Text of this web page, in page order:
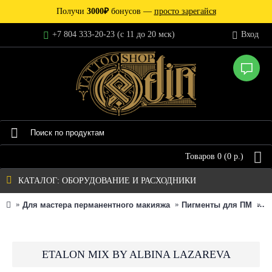
Получи 3000₽бонусов — просто зарегайся
+7 804 333-20-23 (c 11 до 20 мск) Вход
Товаров 0 (0 р.)
КАТАЛОГ: ОБОРУДОВАНИЕ И РАСХОДНИКИ
Для мастера перманентного макияжа Пигменты для ПМ
ETALON MIX BY ALBINA LAZAREVA